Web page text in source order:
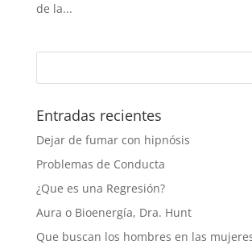
de la...
Entradas recientes
Dejar de fumar con hipnósis
Problemas de Conducta
¿Que es una Regresión?
Aura o Bioenergía, Dra. Hunt
Que buscan los hombres en las